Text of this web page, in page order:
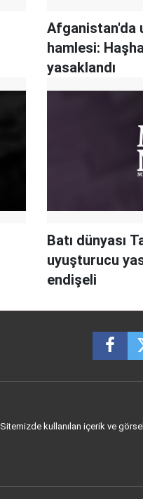
Afganistan'da
hamlesi:
yasaklandı
Batı dünyası
uyuşturucu
endişeli
Sitemizde kullanılan içerik ve